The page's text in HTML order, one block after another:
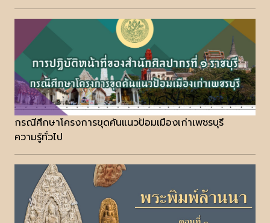
กรณีศึกษาโครงการขุดค้นแนวป้อมเมืองเก่าเพชรบุรี
ความรู้ทั่วไป